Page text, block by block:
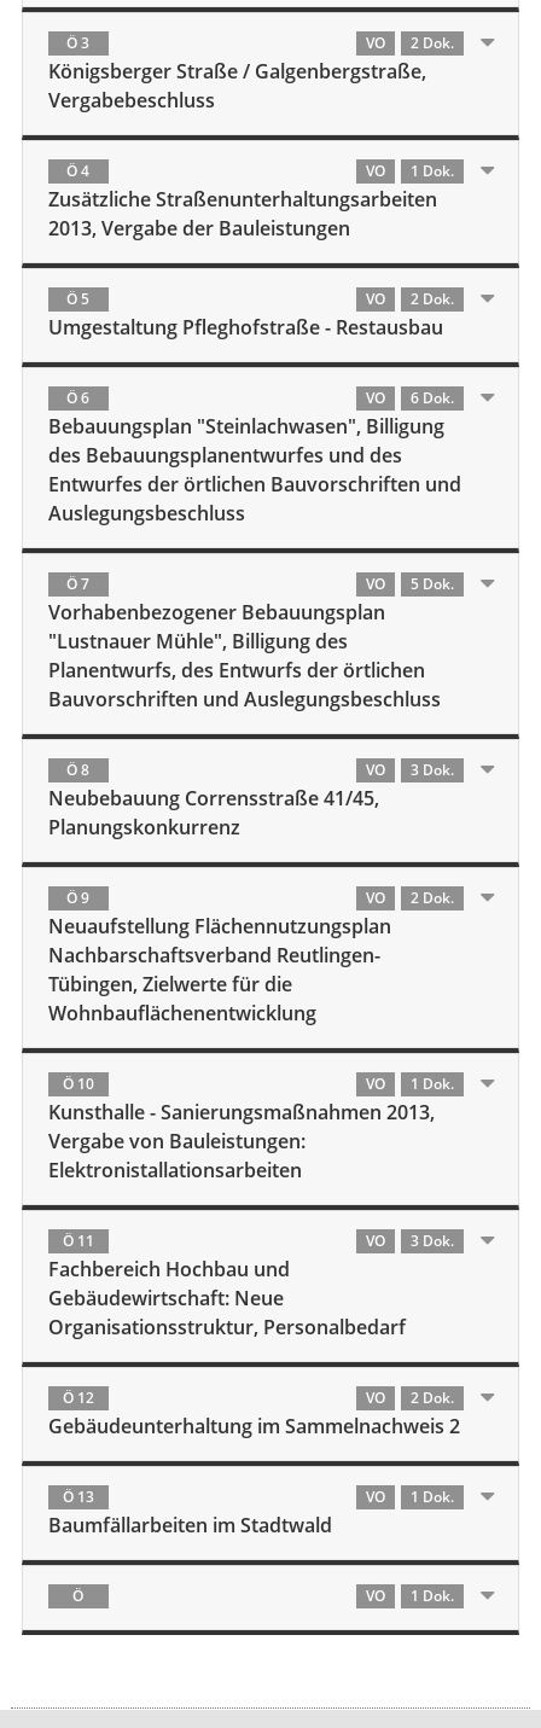
Ö 3 VO 2 Dok.
Königsberger Straße / Galgenbergstraße,
Vergabebeschluss
Ö 4 VO 1 Dok.
Zusätzliche Straßenunterhaltungsarbeiten
2013, Vergabe der Bauleistungen
Ö 5 VO 2 Dok.
Umgestaltung Pfleghofstraße - Restausbau
Ö 6 VO 6 Dok.
Bebauungsplan "Steinlachwasen", Billigung
des Bebauungsplanentwurfes und des
Entwurfes der örtlichen Bauvorschriften und
Auslegungsbeschluss
Ö 7 VO 5 Dok.
Vorhabenbezogener Bebauungsplan
"Lustnauer Mühle", Billigung des
Planentwurfs, des Entwurfs der örtlichen
Bauvorschriften und Auslegungsbeschluss
Ö 8 VO 3 Dok.
Neubebauung Corrensstraße 41/45,
Planungskonkurrenz
Ö 9 VO 2 Dok.
Neuaufstellung Flächennutzungsplan
Nachbarschaftsverband Reutlingen-
Tübingen, Zielwerte für die
Wohnbauflächenentwicklung
Ö 10 VO 1 Dok.
Kunsthalle - Sanierungsmaßnahmen 2013,
Vergabe von Bauleistungen:
Elektronistallationsarbeiten
Ö 11 VO 3 Dok.
Fachbereich Hochbau und
Gebäudewirtschaft: Neue
Organisationsstruktur, Personalbedarf
Ö 12 VO 2 Dok.
Gebäudeunterhaltung im Sammelnachweis 2
Ö 13 VO 1 Dok.
Baumfällarbeiten im Stadtwald
Ö VO 1 Dok.